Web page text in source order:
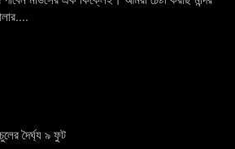
দৈর্ঘ্য ৯ ফুট